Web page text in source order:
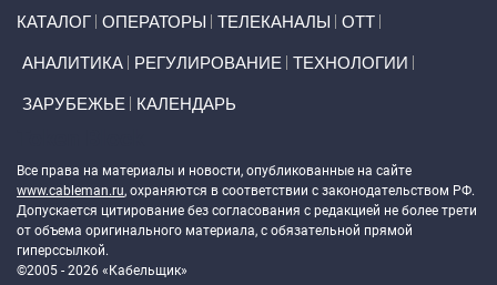
КАТАЛОГ ОПЕРАТОРЫ ТЕЛЕКАНАЛЫ ОТТ
АНАЛИТИКА РЕГУЛИРОВАНИЕ ТЕХНОЛОГИИ
ЗАРУБЕЖЬЕ КАЛЕНДАРЬ
Все права на материалы и новости, опубликованные на сайте
www.cableman.ru, охраняются в соответствии с законодательством РФ.
Допускается цитирование без согласования с редакцией не более трети
от объема оригинального материала, с обязательной прямой
гиперссылкой.
©2005 - 2026 «Кабельщик»